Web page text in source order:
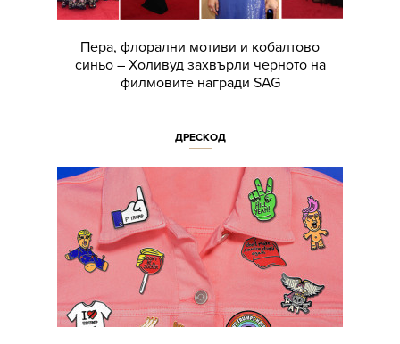
Пера, флорални мотиви и кобалтово
синьо – Холивуд захвърли черното на
филмовите награди SAG
ДРЕСКОД